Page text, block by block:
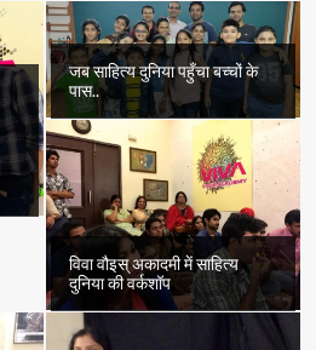
जब साहित्य दुनिया पहुँचा बच्चों के
पास..
विवा वौइस् अकादमी में साहित्य
दुनिया की वर्कशॉप